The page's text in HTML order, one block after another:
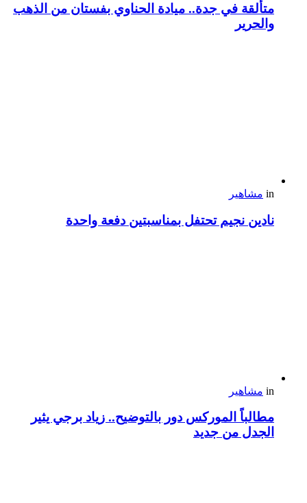
متألقة في جدة.. ميادة الحناوي بفستان من الذهب
والحرير
in مشاهير
نادين نجيم تحتفل بمناسبتين دفعة واحدة
in مشاهير
مطالباً الموركس دور بالتوضيح.. زياد برجي يثير
الجدل من جديد